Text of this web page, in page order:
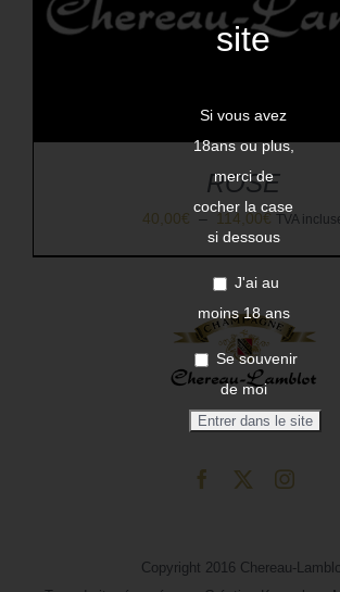
ROSE
40,00€ – 114,00€Plage
de
prix :
40,00€
114,00€
TVA
Copyright 2016 Chereau-
site
Si vous avez
18ans ou plus,
merci de
cocher la case
si dessous
J'ai au
moins 18 ans
Se souvenir
de moi